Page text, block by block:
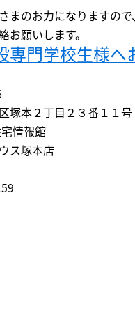
まのお力になりますので、
お願いします。
専門学校生様へ
塚本２丁目２３番１１号
情報館
ス塚本店